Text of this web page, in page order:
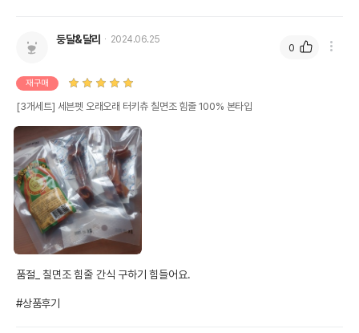
둥달&달리 2024.06.25
재구매
[3개세트] 세븐펫 오래오래 터키츄 칠면조 힘줄 100% 본타입
품절_ 칠면조 힘줄 간식 구하기 힘들어요.
#상품후기
0